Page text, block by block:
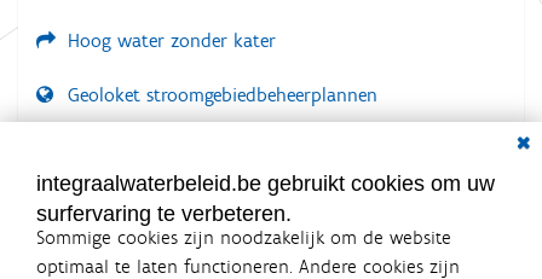
Hoog water zonder kater
Geoloket stroomgebiedbeheerplannen
LOGIN VEREIST
integraalwaterbeleid.be gebruikt cookies om uw
surfervaring te verbeteren.
Sommige cookies zijn noodzakelijk om de website
optimaal te laten functioneren. Andere cookies zijn